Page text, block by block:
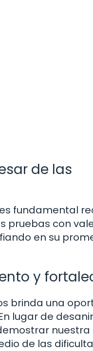
de las
fundamental
pruebas con
en su
y
brinda una
lugar de
nuestra
de las